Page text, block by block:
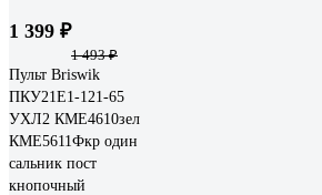
1 399 ₽
1 493 ₽
Пульт Briswik
ПКУ21Е1-121-65
УХЛ2 КМЕ4610зел
КМЕ5611Фкр один
сальник пост
кнопочный